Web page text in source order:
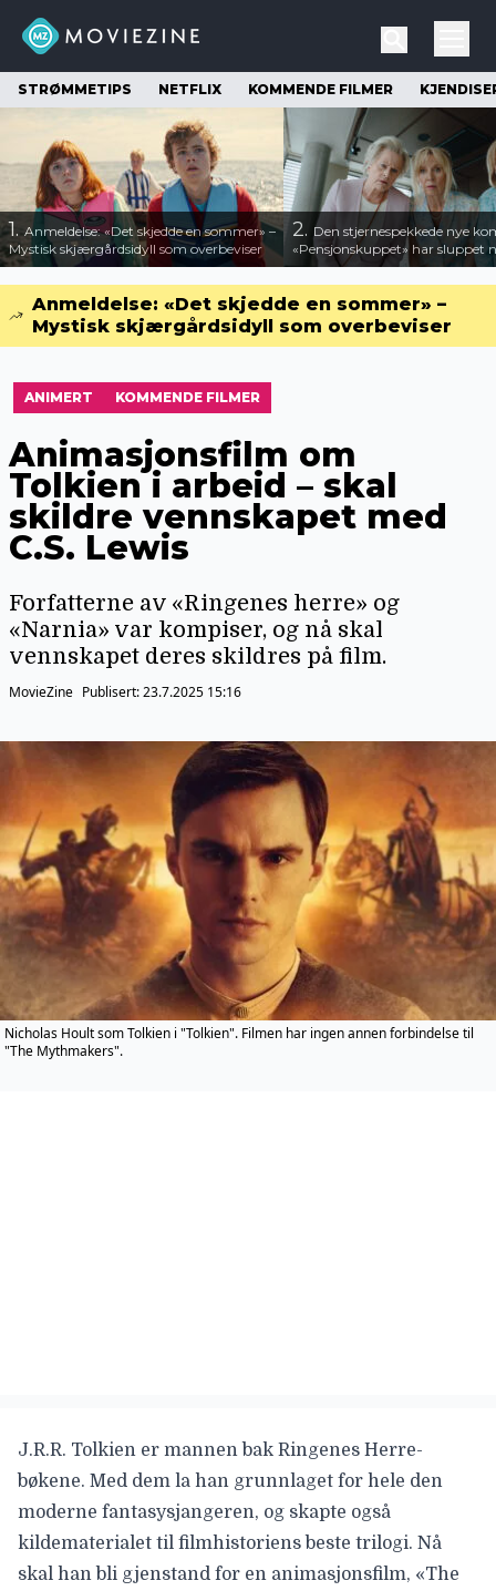
STRØMMETIPS NETFLIX KOMMENDE FILMER
1.Anmeldelse: «Det skjedde en sommer» –
Mystisk skjærgårdsidyll som overbeviser
2. Den stjernespekkede nye
«Pensjonskuppet» har sluppet
Anmeldelse: «Det skjedde en sommer» –
Mystisk skjærgårdsidyll som overbeviser
ANIMERT KOMMENDE FILMER
Animasjonsfilm om
Tolkien i arbeid – skal
skildre vennskapet med
C.S. Lewis
Forfatterne av «Ringenes herre» og
«Narnia» var kompiser, og nå skal
vennskapet deres skildres på film.
MovieZine Publisert:23.7.2025 15:16
Nicholas Hoult som Tolkien i "Tolkien". Filmen har ingen annen forbindelse til
"The Mythmakers".
J.R.R. Tolkien er mannen bak Ringenes Herre-
bøkene. Med dem la han grunnlaget for hele den
moderne fantasysjangeren, og skapte også
kildematerialet til filmhistoriens beste trilogi. Nå
skal han bli gjenstand for en animasjonsfilm, «The